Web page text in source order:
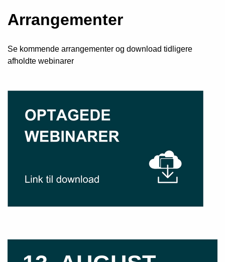
Arrangementer
Se kommende arrangementer og download tidligere
afholdte webinarer